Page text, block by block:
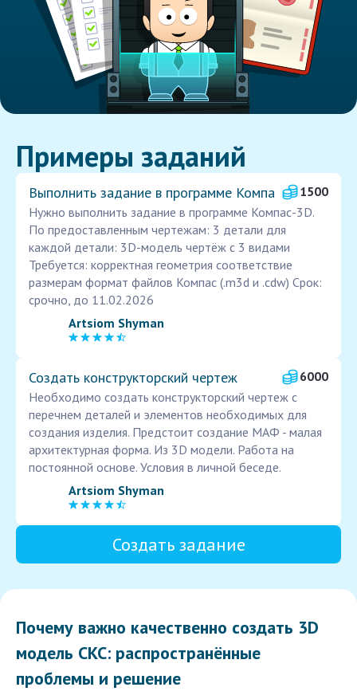
Примеры заданий
Выполнить задание в программе Компа
1500
Нужно выполнить задание в программе Компас-3D.
По предоставленным чертежам: 3 детали для
каждой детали: 3D-модель чертёж с 3 видами
Требуется: корректная геометрия соответствие
размерам формат файлов Компас (.m3d и .cdw) Срок:
срочно, до 11.02.2026
Artsiom Shyman
Создать конструкторский чертеж
6000
Необходимо создать конструкторский чертеж с
перечнем деталей и элементов необходимых для
создания изделия. Предстоит создание МАФ - малая
архитектурная форма. Из 3D модели. Работа на
постоянной основе. Условия в личной беседе.
Artsiom Shyman
Создать задание
Почему важно качественно создать 3D
модель СКС: распространённые
проблемы и решение